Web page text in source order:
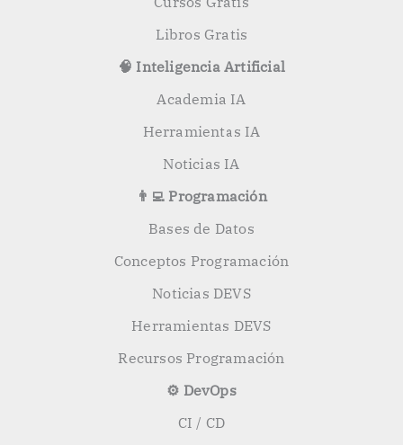
Libros Gratis
🧠 Inteligencia Artificial
Academia IA
Herramientas IA
Noticias IA
👨‍💻 Programación
Bases de Datos
Conceptos Programación
Noticias DEVS
Herramientas DEVS
Recursos Programación
⚙️ DevOps
CI / CD